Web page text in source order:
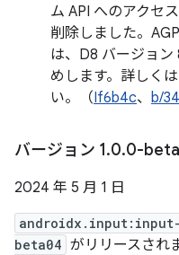
ム API へのアクセ
削除しました。
は、D8 バージョン
めします。詳しくは
い。（If6b4c、 b/
バージョン 1.0.0-
2024 年 5 月 1 日
beta04 がリリースされ